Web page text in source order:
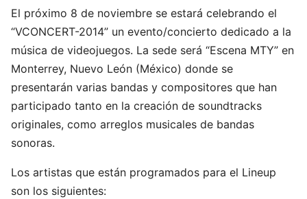
El próximo 8 de noviembre se estará celebrando el
“VCONCERT-2014” un evento/concierto dedicado a la
música de videojuegos. La sede será “Escena MTY” en
Monterrey, Nuevo León (México) donde se
presentarán varias bandas y compositores que han
participado tanto en la creación de soundtracks
originales, como arreglos musicales de bandas
sonoras.
Los artistas que están programados para el Lineup
son los siguientes: